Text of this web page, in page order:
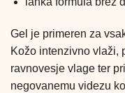
Gel je primeren za
Kožo intenzivno vlaži,
ravnovesje vlage ter
negovanemu videzu